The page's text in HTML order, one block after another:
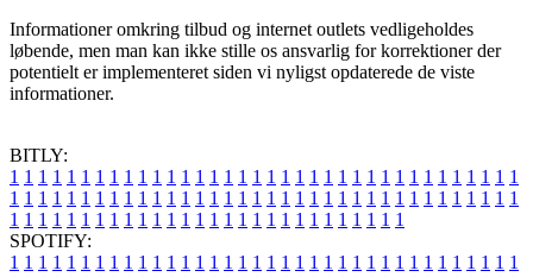
Informationer omkring tilbud og internet outlets vedligeholdes
løbende, men man kan ikke stille os ansvarlig for korrektioner der
potentielt er implementeret siden vi nyligst opdaterede de viste
informationer.
BITLY:
1 1 1 1 1 1 1 1 1 1 1 1 1 1 1 1 1 1 1 1 1 1 1 1 1 1 1 1 1 1 1 1 1 1 1 1
1 1 1 1 1 1 1 1 1 1 1 1 1 1 1 1 1 1 1 1 1 1 1 1 1 1 1 1 1 1 1 1 1 1 1 1
1 1 1 1 1 1 1 1 1 1 1 1 1 1 1 1 1 1 1 1 1 1 1 1 1 1 1 1
SPOTIFY:
1 1 1 1 1 1 1 1 1 1 1 1 1 1 1 1 1 1 1 1 1 1 1 1 1 1 1 1 1 1 1 1 1 1 1 1